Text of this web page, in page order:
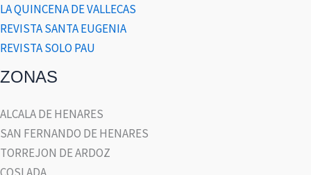
LA QUINCENA DE VALLECAS
REVISTA SANTA EUGENIA
REVISTA SOLO PAU
ZONAS
ALCALA DE HENARES
SAN FERNANDO DE HENARES
TORREJON DE ARDOZ